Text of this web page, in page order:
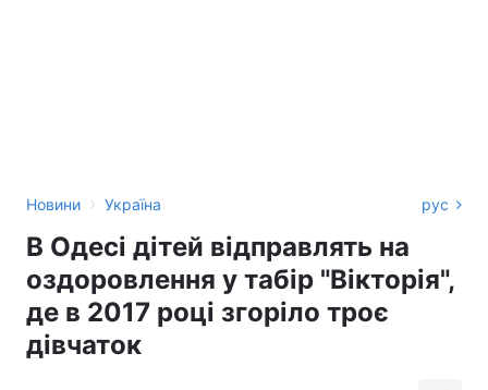
Новини › Україна рус
В Одесі дітей відправлять на
оздоровлення у табір "Вікторія",
де в 2017 році згоріло троє
дівчаток